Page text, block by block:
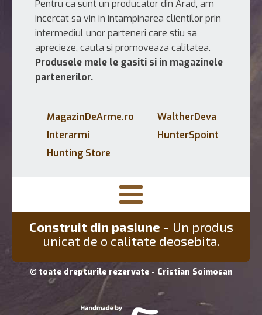
Pentru ca sunt un producator din Arad, am
incercat sa vin in intampinarea clientilor prin
intermediul unor parteneri care stiu sa
aprecieze, cauta si promoveaza calitatea.
Produsele mele le gasiti si in magazinele
partenerilor.
MagazinDeArme.ro
Interarmi
Hunting Store
WaltherDeva
HunterSpoint
Construit din pasiune - Un produs
unicat de o calitate deosebita.
© toate drepturile rezervate - Cristian Soimosan